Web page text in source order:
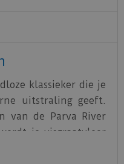
klassieker die je
uitstraling geeft.
van de Parva River
je visgraatvloer
Naast luxe haal je